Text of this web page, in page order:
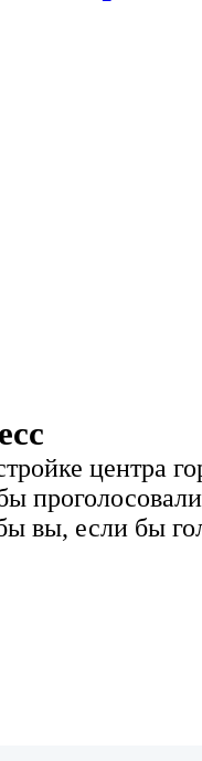
центра
вы, если бы